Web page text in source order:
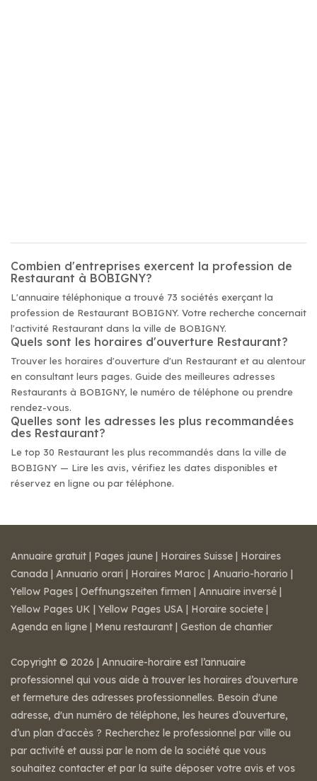
Combien d'entreprises exercent la profession de
Restaurant à BOBIGNY?
L'annuaire téléphonique a trouvé 73 sociétés exerçant la
profession de Restaurant BOBIGNY. Votre recherche concernait
l'activité Restaurant dans la ville de BOBIGNY.
Quels sont les horaires d'ouverture Restaurant?
Trouver les horaires d'ouverture d'un Restaurant et au alentour
en consultant leurs pages. Guide des meilleures adresses
Restaurants à BOBIGNY, le numéro de téléphone ou prendre
rendez-vous.
Quelles sont les adresses les plus recommandées
des Restaurant?
Le top 30 Restaurant les plus recommandés dans la ville de
BOBIGNY — Lire les avis, vérifiez les dates disponibles et
réservez en ligne ou par téléphone.
Annuaire gratuit | Pages jaune | Horaires Suisse | Horaires
Canada | Annuario orari | Horaires Maroc | Anuario-horario |
Yellow Pages | Oeffnungszeiten firmen | Annuaire inversé |
Yellow Pages UK | Yellow Pages USA | Horaire societe |
Agenda en ligne | Menu restaurant | Gestion de chantier
Copyright © 2026 | Annuaire-horaire est l’annuaire
professionnel qui vous aide à trouver les horaires d’ouverture
et fermeture des adresses professionnelles. Besoin d'une
adresse, d'un numéro de téléphone, les heures d’ouverture,
d’un plan d'accès ? Recherchez le professionnel par ville ou
par activité et aussi par le nom de la société que vous
souhaitez contacter et par la suite déposer votre avis et vos